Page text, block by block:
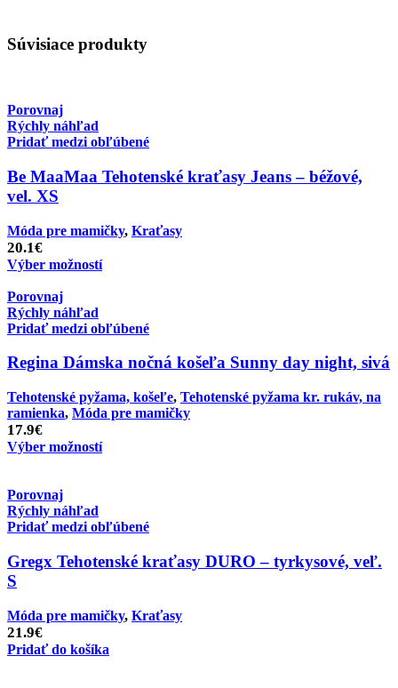
Súvisiace produkty
Porovnaj
Rýchly náhľad
Pridať medzi obľúbené
Be MaaMaa Tehotenské kraťasy Jeans – béžové,
vel. XS
Móda pre mamičky, Kraťasy
20.1€
Výber možností
Porovnaj
Rýchly náhľad
Pridať medzi obľúbené
Regina Dámska nočná košeľa Sunny day night, sivá
Tehotenské pyžama, košeľe, Tehotenské pyžama kr. rukáv, na
ramienka, Móda pre mamičky
17.9€
Výber možností
Porovnaj
Rýchly náhľad
Pridať medzi obľúbené
Gregx Tehotenské kraťasy DURO – tyrkysové, veľ.
S
Móda pre mamičky, Kraťasy
21.9€
Pridať do košíka